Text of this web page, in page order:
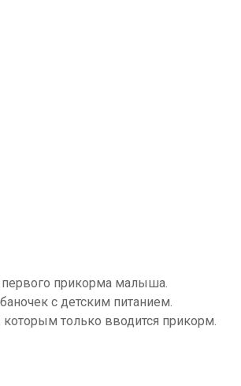
первого прикорма малыша.
с детским питанием.
только вводится прикорм.